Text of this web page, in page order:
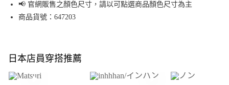
悠遊付
全盈+PAY
大哥付你分期
📢 官網販售之顏色尺寸，請以可點選商品顏色尺寸為主
商品貨號：647203
日本店員穿搭推薦